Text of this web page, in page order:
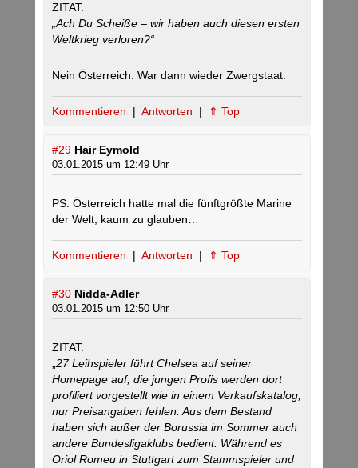
ZITAT:
„Ach Du Scheiße – wir haben auch diesen ersten
Weltkrieg verloren?“
Nein Österreich. War dann wieder Zwergstaat.
Kommentieren | Antworten | ⇑ Top
#29 Hair Eymold
03.01.2015 um 12:49 Uhr
PS: Österreich hatte mal die fünftgrößte Marine
der Welt, kaum zu glauben…
Kommentieren | Antworten | ⇑ Top
#30 Nidda-Adler
03.01.2015 um 12:50 Uhr
ZITAT:
27 Leihspieler führt Chelsea auf seiner
Homepage auf, die jungen Profis werden dort
profiliert vorgestellt wie in einem Verkaufskatalog,
nur Preisangaben fehlen. Aus dem Bestand
haben sich außer der Borussia im Sommer auch
andere Bundesligaklubs bedient: Während es
Oriol Romeu in Stuttgart zum Stammspieler und